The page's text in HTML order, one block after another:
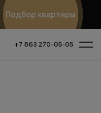
Подбор квартиры
+7 863 270-05-05